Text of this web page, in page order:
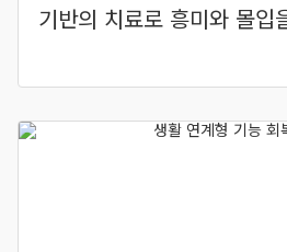
기반의 치료로 흥미와 몰입